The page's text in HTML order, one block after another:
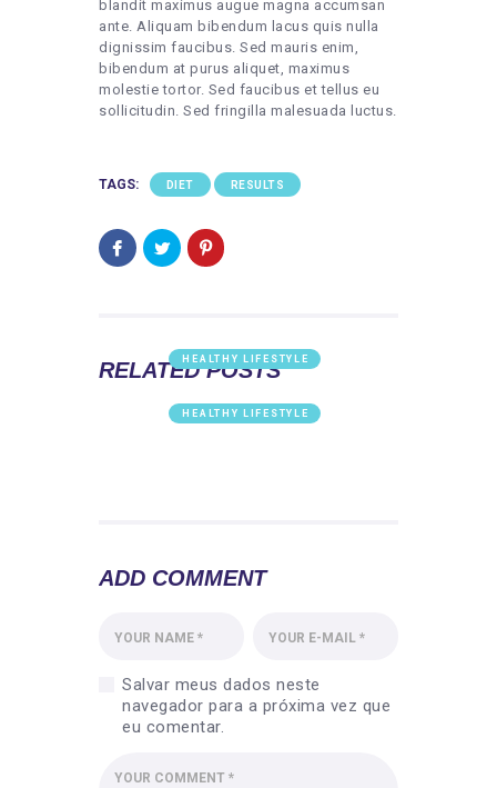
blandit maximus augue magna accumsan
ante. Aliquam bibendum lacus quis nulla
dignissim faucibus. Sed mauris enim,
bibendum at purus aliquet, maximus
molestie tortor. Sed faucibus et tellus eu
sollicitudin. Sed fringilla malesuada luctus.
TAGS: DIET RESULTS
RELATED POSTS
HEALTHY LIFESTYLE
MAJOR MUSCLES
HEALTHY LIFESTYLE
ADD COMMENT
Salvar meus dados neste
navegador para a próxima vez que
eu comentar.